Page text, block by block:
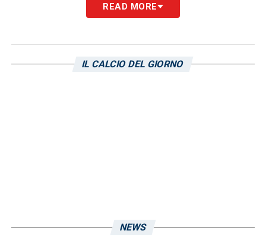
«A volte sembra di essere
parte Genova (2 anni), nelle altre ho fatto
dei miei nove anni, da incorniciare!
READ MORE
IL CALCIO DEL GIORNO
NEWS